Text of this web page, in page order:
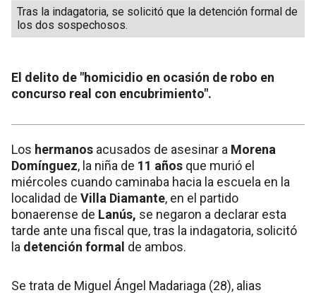
Tras la indagatoria, se solicitó que la detención formal de
los dos sospechosos.
El delito de "homicidio en ocasión de robo en
concurso real con encubrimiento".
Los hermanos acusados de asesinar a Morena
Domínguez, la niña de 11 años que murió el
miércoles cuando caminaba hacia la escuela en la
localidad de Villa Diamante, en el partido
bonaerense de Lanús, se negaron a declarar esta
tarde ante una fiscal que, tras la indagatoria, solicitó
la detención formal de ambos.
Se trata de Miguel Ángel Madariaga (28), alias